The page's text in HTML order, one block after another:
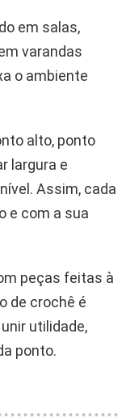
em salas,
varandas
o ambiente
alto, ponto
largura e
Assim, cada
e com a sua
peças feitas à
de crochê é
utilidade,
ponto.